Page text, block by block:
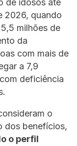
de idosos até
2026, quando
milhões de
da
com mais de
a 7,9
deficiência
o
dos benefícios,
o perfil